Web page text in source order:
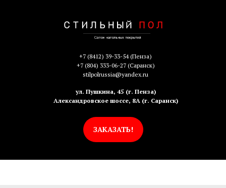
+7 (8412) 39-33-54(Пенза)
+7 (804) 333-06-27(Саранск)
stilpolrussia@yandex.ru
ул. Пушкина, 45 (г. Пенза)
Александровское шоссе, 8А (г. Саранск)
ЗАКАЗАТЬ!